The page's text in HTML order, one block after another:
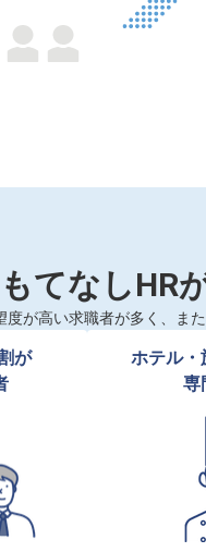
てなしHR
が高い求職者が多く、ま
が
ホテル・
専